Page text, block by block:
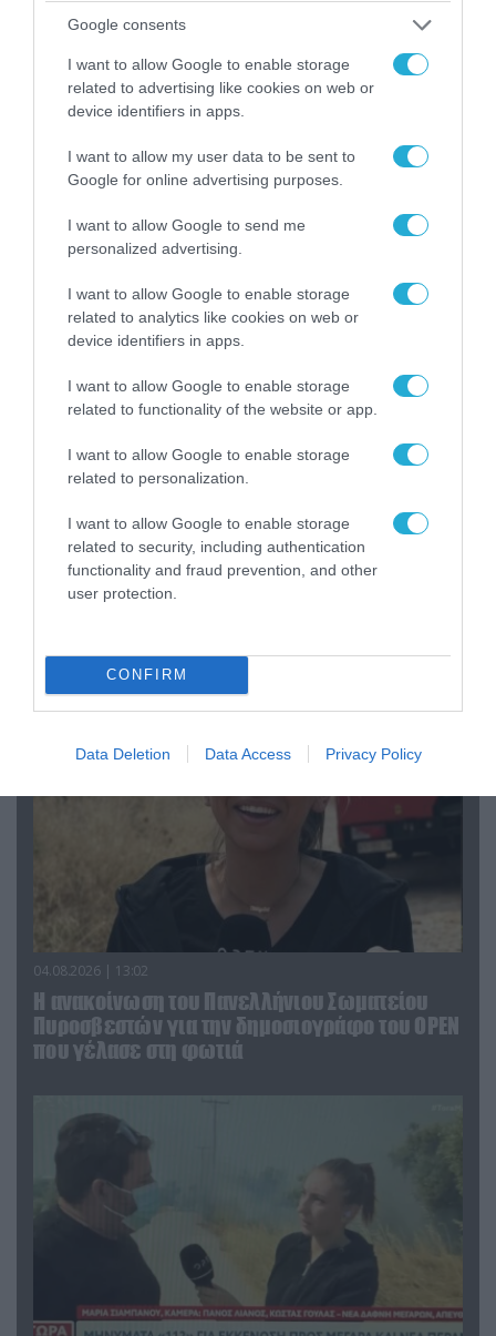
Google consents
I want to allow Google to enable storage
related to advertising like cookies on web or
device identifiers in apps.
I want to allow my user data to be sent to
Google for online advertising purposes.
I want to allow Google to send me
personalized advertising.
I want to allow Google to enable storage
related to analytics like cookies on web or
device identifiers in apps.
I want to allow Google to enable storage
related to functionality of the website or app.
I want to allow Google to enable storage
related to personalization.
I want to allow Google to enable storage
related to security, including authentication
functionality and fraud prevention, and other
user protection.
CONFIRM
Data Deletion Data Access Privacy Policy
«Οι εντελώς αθώοι»: Η ανάρτηση του Αρκά για
τα ζώα που χάθηκαν στις πυρκαγιές της
04.08.2026 | 15:02
υπουργό Ι.Βαρβιτσιώτη (φωτο)
04.08.2026 | 13:02
Η ανακοίνωση του Πανελλήνιου Σωματείου
Πυροσβεστών για την δημοσιογράφο του OPEN
που γέλασε στη φωτιά